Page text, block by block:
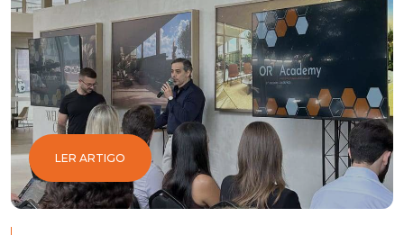
LER ARTIGO